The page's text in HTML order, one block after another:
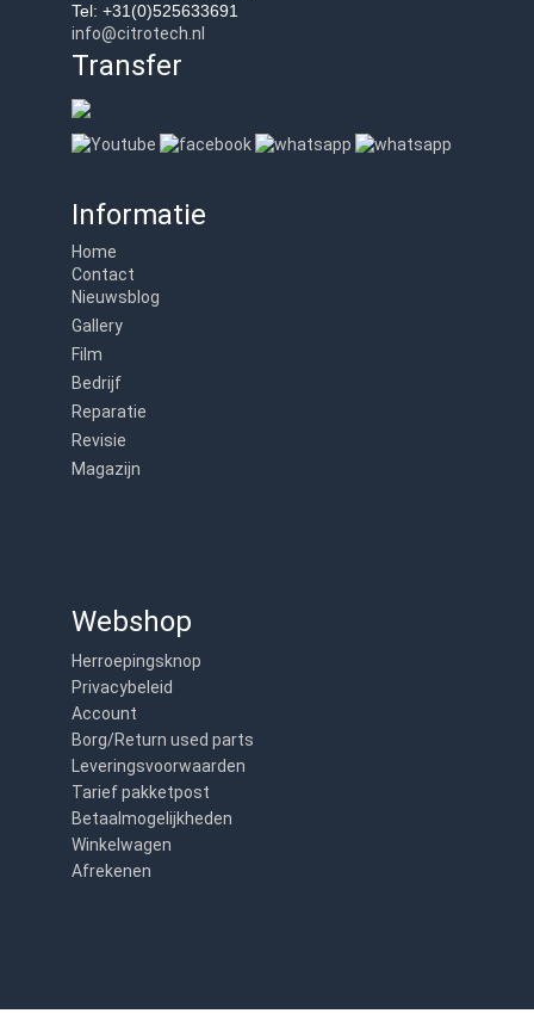
Tel: +31(0)525633691
info@citrotech.nl
Transfer
Informatie
Home
Contact
Nieuwsblog
Gallery
Film
Bedrijf
Reparatie
Revisie
Magazijn
Webshop
Herroepingsknop
Privacybeleid
Account
Borg/Return used parts
Leveringsvoorwaarden
Tarief pakketpost
Betaalmogelijkheden
Winkelwagen
Afrekenen